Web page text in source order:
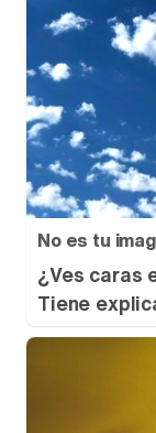
No es tu
¿Ves caras
Tiene